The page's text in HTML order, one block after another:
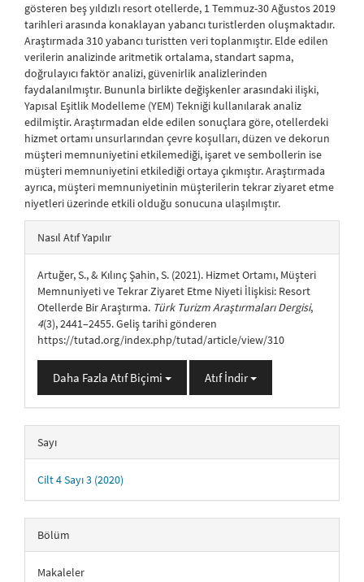
gösteren beş yıldızlı resort otellerde, 1 Temmuz-30 Ağustos 2019
tarihleri arasında konaklayan yabancı turistlerden oluşmaktadır.
Araştırmada 310 yabancı turistten veri toplanmıştır. Elde edilen
verilerin analizinde aritmetik ortalama, standart sapma,
doğrulayıcı faktör analizi, güvenirlik analizlerinden
faydalanılmıştır. Bununla birlikte değişkenler arasındaki ilişki,
Yapısal Eşitlik Modelleme (YEM) Tekniği kullanılarak analiz
edilmiştir. Araştırmadan elde edilen sonuçlara göre, otellerdeki
hizmet ortamı unsurlarından çevre koşulları, düzen ve dekorun
müşteri memnuniyetini etkilemediği, işaret ve sembollerin ise
müşteri memnuniyetini etkilediği ortaya çıkmıştır. Araştırmada
ayrıca, müşteri memnuniyetinin müşterilerin tekrar ziyaret etme
niyetleri üzerinde etkili olduğu sonucuna ulaşılmıştır.
##plugins.themes.bootstrap3.article.details##
Nasıl Atıf Yapılır
Artuğer, S., & Kılınç Şahin, S. (2021). Hizmet Ortamı, Müşteri
Memnuniyeti ve Tekrar Ziyaret Etme Niyeti İlişkisi: Resort
Otellerde Bir Araştırma. Türk Turizm Araştırmaları Dergisi,
4(3), 2441–2455. Geliş tarihi gönderen
https://tutad.org/index.php/tutad/article/view/310
Daha Fazla Atıf Biçimi Atıf İndir
Sayı
Cilt 4 Sayı 3 (2020)
Bölüm
Makaleler